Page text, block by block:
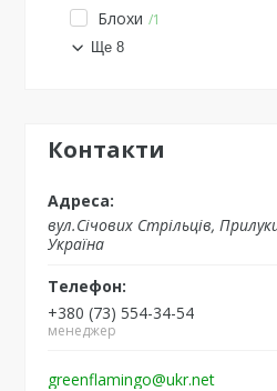
Блохи 1
Ще 8
Контакти
вул.Січових Стрільців,
Україна
+380 (73) 554-34-54
менеджер
greenflamingo@ukr.net